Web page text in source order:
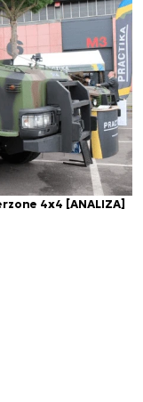
4x4 [ANALIZA]